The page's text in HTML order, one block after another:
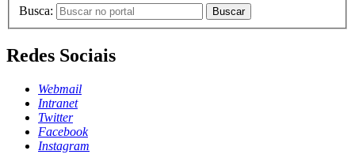
Busca: Buscar
Redes Sociais
Webmail
Intranet
Twitter
Facebook
Instagram